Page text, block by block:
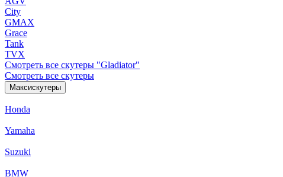
City
GMAX
Grace
Tank
TVX
Смотреть все скутеры "Gladiator"
Смотреть все скутеры
Максискутеры
Honda
Yamaha
Suzuki
BMW